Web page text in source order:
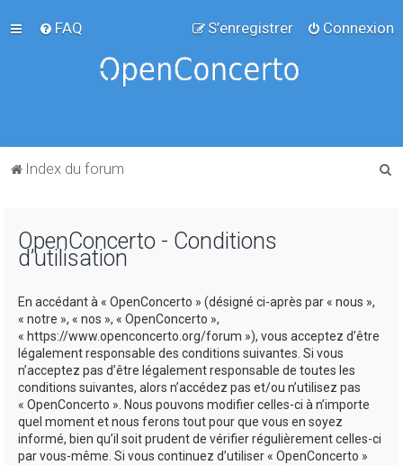
FAQ Connexion
S’enregistrer
Index du forum
OpenConcerto - Conditions
d’utilisation
En accédant à « OpenConcerto » (désigné ci-après par « nous »,
« notre », « nos », « OpenConcerto »,
« https://www.openconcerto.org/forum »), vous acceptez d’être
légalement responsable des conditions suivantes. Si vous
n’acceptez pas d’être légalement responsable de toutes les
conditions suivantes, alors n’accédez pas et/ou n’utilisez pas
« OpenConcerto ». Nous pouvons modifier celles-ci à n’importe
quel moment et nous ferons tout pour que vous en soyez
informé, bien qu’il soit prudent de vérifier régulièrement celles-ci
par vous-même. Si vous continuez d’utiliser « OpenConcerto »